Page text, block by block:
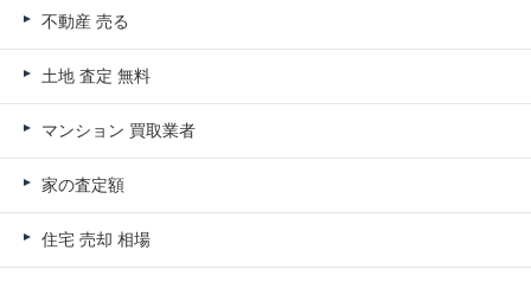
不動産 売る
土地 査定 無料
マンション 買取業者
家の査定額
住宅 売却 相場